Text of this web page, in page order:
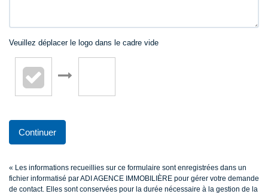
Veuillez déplacer le logo dans le cadre vide
Continuer
« Les informations recueillies sur ce formulaire sont enregistrées dans un
fichier informatisé par ADI AGENCE IMMOBILIÈRE pour gérer votre demande
de contact. Elles sont conservées pour la durée nécessaire à la gestion de la